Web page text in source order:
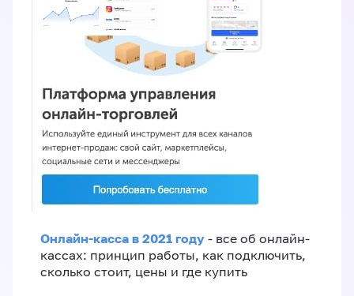
Онлайн-касса в 2021 году - все об онлайн-
кассах: принцип работы, как подключить,
сколько стоит, цены и где купить